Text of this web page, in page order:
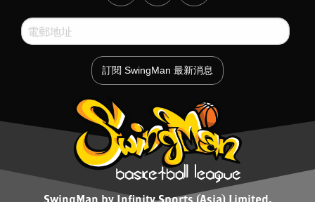
SwingMan by Infinity Sports (Asia) Limited.